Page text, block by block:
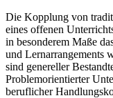
Die Kopplung von
eines offenen
in besonderem Maße
und Lernarrangements
sind genereller
Problemorientierter
beruflicher